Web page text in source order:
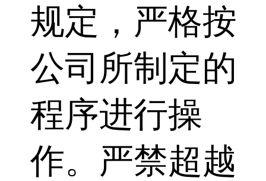
规定，严格按
公司所制定的
程序进行操
作。严禁超越